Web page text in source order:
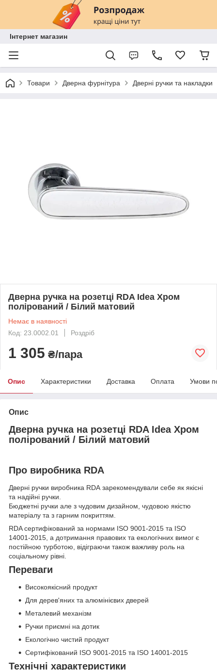
Інтернет магазин
Товари Дверна фурнітура Дверні ручки та накладки
Дверна ручка на розетці RDA Idea Хром
полірований / Білий матовий
Немає в наявності
Код: 23.0002.01
Роздріб
1 305 ₴/пара
Опис Характеристики Доставка Оплата Умови
Опис
Дверна ручка на розетці RDA Idea Хром
полірований / Білий матовий
Про виробника RDA
Дверні ручки виробника RDA зарекомендували себе як якісні
та надійні ручки.
Бюджетні ручки але з чудовим дизайном, чудовою якістю
матеріалу та з гарним покриттям.
RDA сертифікований за нормами ISO 9001-2015 та ISO
14001-2015, а дотримання правових та екологічних вимог є
постійною турботою, відіграючи також важливу роль на
соціальному рівні.
Переваги
Високоякісний продукт
Для дерев'яних та алюмінієвих дверей
Металевий механізм
Ручки приємні на дотик
Екологічно чистий продукт
Сертифікований ISO 9001-2015 та ISO 14001-2015
Технічні характеристики